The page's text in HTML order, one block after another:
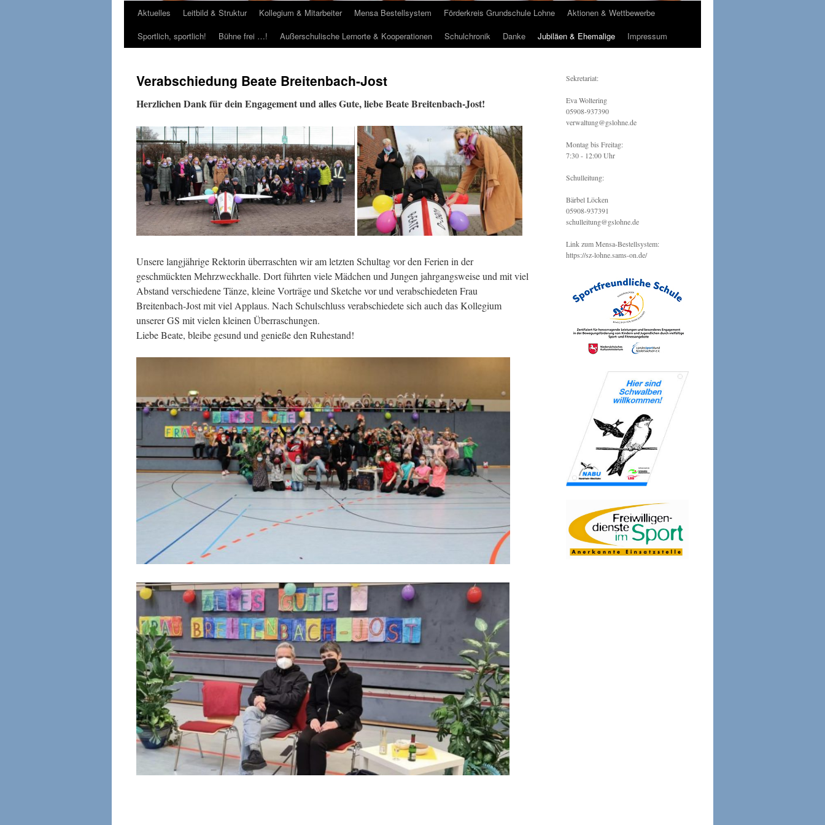
Aktuelles Leitbild & Struktur Kollegium & Mitarbeiter Mensa Bestellsystem Förderkreis Grundschule Lohne
Aktionen & Wettbewerbe
Sportlich, sportlich!
Bühne frei …! Außerschulische Lernorte & Kooperationen Schulchronik Danke Jubiläen & Ehemalige Impressum
Verabschiedung Beate Breitenbach-Jost
Herzlichen Dank für dein Engagement und alles Gute, liebe Beate Breitenbach-Jost!
Unsere langjährige Rektorin überraschten wir am letzten Schultag vor den Ferien in der
geschmückten Mehrzweckhalle. Dort führten viele Mädchen und Jungen jahrgangsweise und mit viel
Abstand verschiedene Tänze, kleine Vorträge und Sketche vor und verabschiedeten Frau
Breitenbach-Jost mit viel Applaus. Nach Schulschluss verabschiedete sich auch das Kollegium
unserer GS mit vielen kleinen Überraschungen.
Liebe Beate, bleibe gesund und genieße den Ruhestand!
Sekretariat:
Eva Woltering
05908-937390
verwaltung@gslohne.de
Montag bis Freitag:
7:30 - 12:00 Uhr
Schulleitung:
Bärbel Löcken
05908-937391
schulleitung@gslohne.de
Link zum Mensa-Bestellsystem:
https://sz-lohne.sams-on.de/